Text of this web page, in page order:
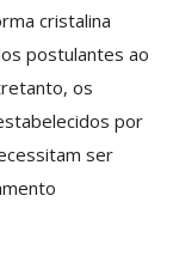
cristalina
postulantes ao
os
por
ser